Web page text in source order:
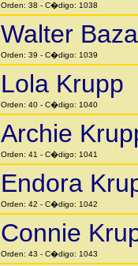
Orden: 38 - C�digo: 1038
Walter
Orden: 39 - C�digo: 1039
Lola Krupp
Orden: 40 - C�digo: 1040
Archie
Orden: 41 - C�digo: 1041
Endora
Orden: 42 - C�digo: 1042
Connie
Orden: 43 - C�digo: 1043